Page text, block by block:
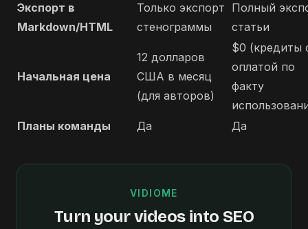
Экспорт в
Markdown/HTML
Только экспорт
стенограммы
Полный
статьи
Начальная цена
12 долларов
США в месяц
(для авторов)
$0 (кредиты
оплатой по
факту
Планы команды
Да Да
VIDIOME
Turn your videos into SEO